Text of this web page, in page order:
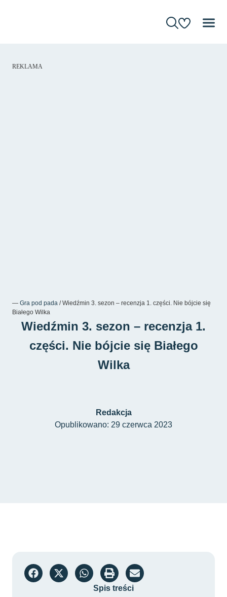
REKLAMA
― Gra pod pada /Wiedźmin 3. sezon – recenzja 1. części. Nie bójcie się
Białego Wilka
Wiedźmin 3. sezon – recenzja 1.
części. Nie bójcie się Białego
Wilka
Redakcja
Opublikowano: 29 czerwca 2023
Spis treści